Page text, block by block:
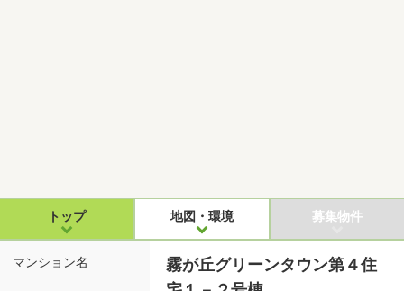
トップ 地図・環境 募集物件
マンション名
霧が丘グリーンタウン第４住